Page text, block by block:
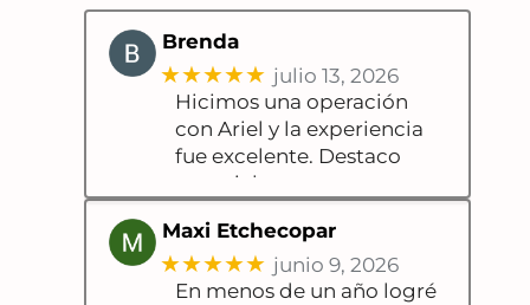
Brenda
★★★★★ julio 13, 2026
Hicimos una operación
con Ariel y la experiencia
fue excelente. Destaco
especialmente
Maxi Etchecopar
★★★★★ junio 9, 2026
En menos de un año logré